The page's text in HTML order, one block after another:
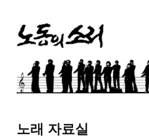
노동의소리
노래 자료실